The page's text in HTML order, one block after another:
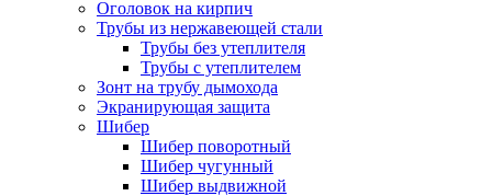
Оголовок на кирпич
Трубы из нержавеющей стали
Трубы без утеплителя
Трубы с утеплителем
Зонт на трубу дымохода
Экранирующая защита
Шибер
Шибер поворотный
Шибер чугунный
Шибер выдвижной